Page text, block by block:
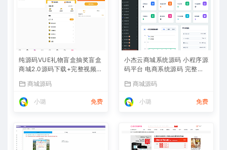
纯源码VUE礼物盲盒抽奖盲盒
商城2.0源码下载+完整视频教
商城源码
小璐 免费
小杰云商城系统源码 小程序源
码平台 电商系统源码 完整版
商城源码
小璐 免费